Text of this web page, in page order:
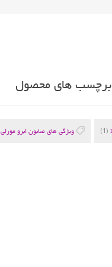
برچسب های محصول
(1) ویژگی های صابون ابرو مورلی